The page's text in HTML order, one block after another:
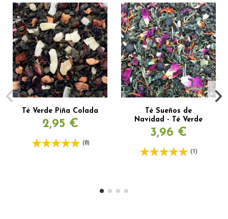
Té Verde Piña Colada
2,95 €
(8)
Té Sueños de
Navidad - Té Verde
3,96 €
(1)